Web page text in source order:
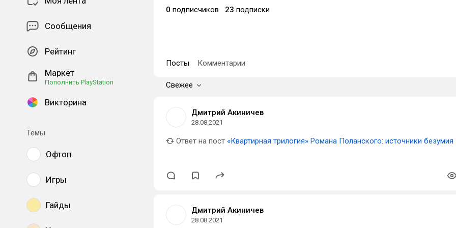
Сообщения
Рейтинг
Маркет
Пополнить PlayStation
Викторина
Темы
Офтоп
Игры
Гайды
0 подписчиков 23 подписки
Посты Комментарии
Свежее
Дмитрий Акиничев
28.08.2021
Ответ на пост «Квартирная трилогия» Романа Поланского: источники безумия
Дмитрий Акиничев
28.08.2021